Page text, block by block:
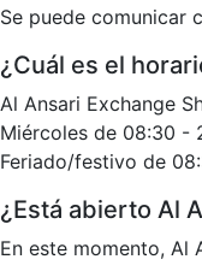
Se puede comunicar
¿Cuál es el
Al Ansari Exchange
Miércoles de 08:30 -
Feriado/festivo de
¿Está abierto Al
En este momento, Al